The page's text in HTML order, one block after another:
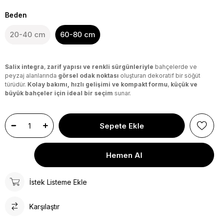
Beden
20-40 cm 60-80 cm
Salix integra, zarif yapısı ve renkli sürgünleriyle bahçelerde ve
peyzaj alanlarında görsel odak noktası oluşturan dekoratif bir söğüt
türüdür. Kolay bakımı, hızlı gelişimi ve kompakt formu, küçük ve
büyük bahçeler için ideal bir seçim sunar.
İstek Listeme Ekle
Karşılaştır